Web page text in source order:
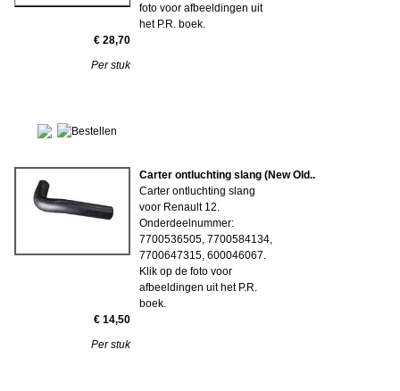
foto voor afbeeldingen uit
het P.R. boek.
€ 28,70
Per stuk
Carter ontluchting slang (New Old..
Carter ontluchting slang
voor Renault 12.
Onderdeelnummer:
7700536505, 7700584134,
7700647315, 600046067.
Klik op de foto voor
afbeeldingen uit het P.R.
boek.
€ 14,50
Per stuk